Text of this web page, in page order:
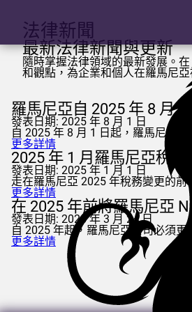
法律新聞
最新法律新聞與更新
隨時掌握法律領域的最新發展。在
和觀點，為企業和個人在羅馬尼
羅馬尼亞自 2025 年 8 月
發表日期: 2025 年 8 月 1 日
自 2025 年 8 月 1 日起，羅馬尼亞
更多詳情
2025 年 1 月羅馬尼亞稅
發表日期: 2025 年 1 月 1 日
走在羅馬尼亞 2025 年稅務變更的
更多詳情
在 2025 年前將羅馬尼亞
發表日期: 2025 年 3 月 24 日
自 2025 年起，羅馬尼亞公司必須更
更多詳情